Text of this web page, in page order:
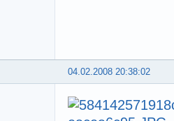
04.02.2008 20:38:02